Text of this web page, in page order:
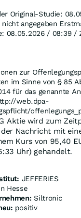
Original-Studie:
angegeben
08.05.2026 / 08:39 /
zur
im Sinne von § 85
für das genannte
web.dpa-
Aktie wird zum
Nachricht mit
Kurs von 95,40
Uhr) gehandelt.
JEFFERIES
Hesse
Siltronic
positiv